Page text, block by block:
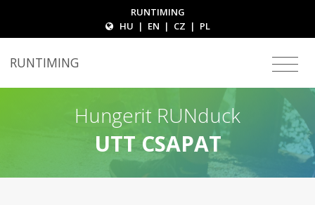
RUNTIMING
HU | EN | CZ | PL
RUNTIMING
Hungerit RUNduck
UTT CSAPAT